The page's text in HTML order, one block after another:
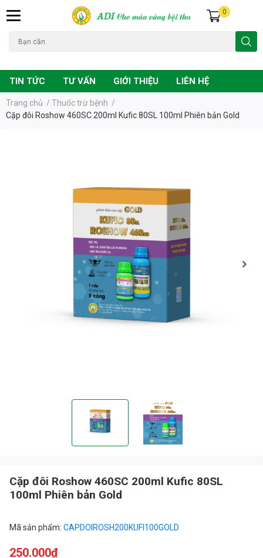
0
TIN TỨC TƯ VẤN GIỚI THIỆU LIÊN HỆ
Trang chủ / Thuốc trừ bệnh /
Cặp đôi Roshow 460SC 200ml Kufic 80SL 100ml Phiên bản Gold
Cặp đôi Roshow 460SC 200ml Kufic 80SL
100ml Phiên bản Gold
Mã sản phẩm: CAPDOIROSH200KUFI100GOLD
250.000₫